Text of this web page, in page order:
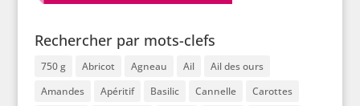
Rechercher par mots-clefs
750 g Abricot Agneau Ail
Ail des ours
Amandes
Apéritif Basilic Cannelle
Carottes